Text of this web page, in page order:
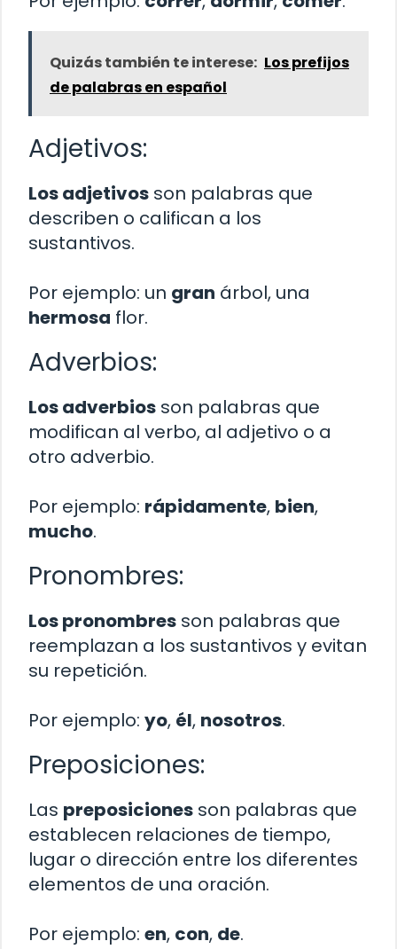
Quizás también te interese: Los prefijos
de palabras en español
Adjetivos:
Los adjetivos son palabras que
describen o califican a los
sustantivos.
Por ejemplo: un gran árbol, una
hermosa flor.
Adverbios:
Los adverbios son palabras que
modifican al verbo, al adjetivo o a
otro adverbio.
Por ejemplo: rápidamente, bien,
mucho.
Pronombres:
Los pronombres son palabras que
reemplazan a los sustantivos y evitan
su repetición.
Por ejemplo: yo, él, nosotros.
Preposiciones:
Las preposiciones son palabras que
establecen relaciones de tiempo,
lugar o dirección entre los diferentes
elementos de una oración.
Por ejemplo: en, con, de.